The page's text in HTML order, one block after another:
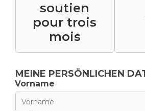
soutien
pour trois
mois
MEINE PERSÖNLICHEN
Vorname